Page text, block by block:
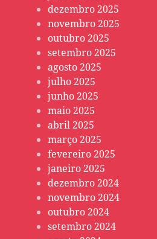
dezembro 2025
novembro 2025
outubro 2025
setembro 2025
agosto 2025
julho 2025
junho 2025
maio 2025
abril 2025
março 2025
fevereiro 2025
janeiro 2025
dezembro 2024
novembro 2024
outubro 2024
setembro 2024